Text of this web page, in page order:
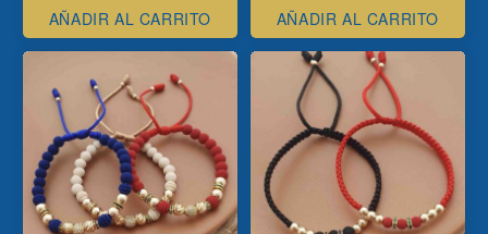
AÑADIR AL CARRITO AÑADIR AL CARRITO